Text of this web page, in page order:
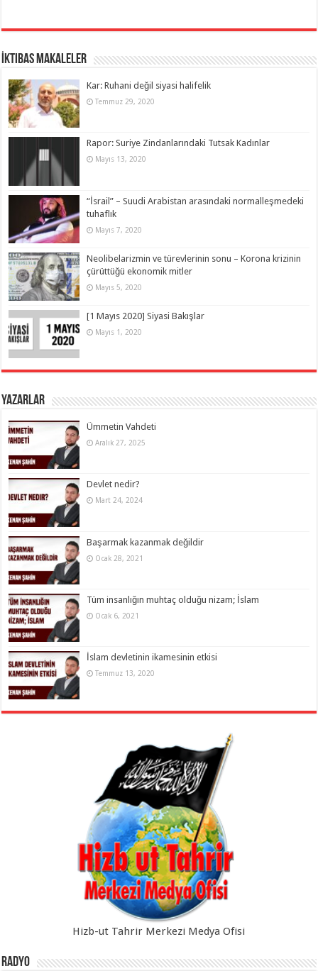
İktibas Makaleler
Kar: Ruhani değil siyasi halifelik
Temmuz 29, 2020
Rapor: Suriye Zindanlarındaki Tutsak Kadınlar
Mayıs 13, 2020
“İsrail” – Suudi Arabistan arasındaki normalleşmedeki
tuhaflık
Mayıs 7, 2020
Neolibelarizmin ve türevlerinin sonu – Korona krizinin
çürüttüğü ekonomik mitler
Mayıs 5, 2020
[1 Mayıs 2020] Siyasi Bakışlar
Mayıs 1, 2020
Yazarlar
Ümmetin Vahdeti
Aralık 27, 2025
Devlet nedir?
Mart 24, 2024
Başarmak kazanmak değildir
Ocak 28, 2021
Tüm insanlığın muhtaç olduğu nizam; İslam
Ocak 6, 2021
İslam devletinin ikamesinin etkisi
Temmuz 13, 2020
Hizb-ut Tahrir Merkezi Medya Ofisi
Radyo